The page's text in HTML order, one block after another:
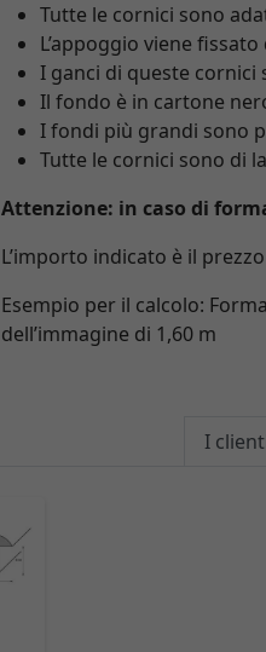
Tutte le cornici sono
L’appoggio viene
I ganci di queste
Il fondo è in cartone
I fondi più grandi sono
Tutte le cornici sono di
Attenzione: in caso di
L’importo indicato è il
Esempio per il calcolo:
dell’immagine di 1,60 m
I